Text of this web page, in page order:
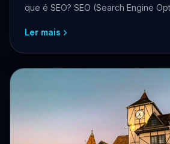
que é SEO? SEO (Search Engine
Ler mais